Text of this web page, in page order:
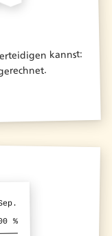
kannst:
%